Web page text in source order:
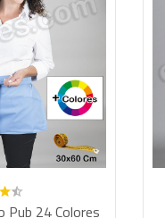
Pub 24 Colores